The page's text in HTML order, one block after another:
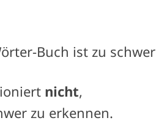
Buch ist zu schwer
nicht,
zu erkennen.